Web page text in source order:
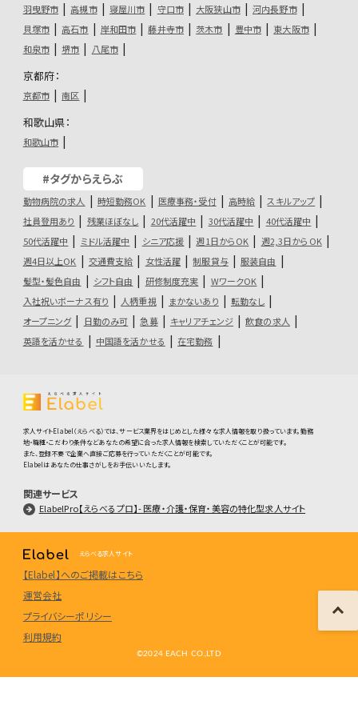
羽曳野市
高槻市 寝屋川市 守口市 大阪狭山市
河内長野市
貝塚市
高石市 岸和田市 藤井寺市 茨木市 豊中市
東大阪市
和泉市
堺市 八尾市
京都府：
京都市 南区
和歌山県：
和歌山市
#タグからえらぶ
動物病院の求人 時短勤務OK 医療事務・受付 高時給
スキルアップ
社員登用あり
残業ほぼなし 20代活躍中 30代活躍中
40代活躍中
50代活躍中
ミドル活躍中 シニア応援 週1日からOK
週2,3日からOK
週4日以上OK
交通費支給 女性活躍 制服貸与
服装自由
髪型・髪色自由
シフト自由 研修制度充実
WワークOK
入社祝いボーナス有り
人柄重視 まかないあり
転勤なし
オープニング
日勤のみ可 急募 キャリアチェンジ
飲食の求人
英語を活かせる
中国語を活かせる 在宅勤務
求人サイトElabel（えらべる）では、サービス業界をはじめとした様々な求人情報を取り扱っています。勤務
地・職種・こだわり条件などあなたの希望に合った求人情報を検索していただくことが可能です。
また、登録不要で企業へ直接ご応募を行っていただくことが可能です。
Elabelはあなたの仕事さがしをお手伝いいたします。
関連サービス
ElabelPro【えらべるプロ】- 医療・介護・保育・美容の特化型求人サイト
えらべる求人サイト
【Elabel】へのご掲載はこちら
運営会社
プライバシーポリシー
利用規約
©️2024 EACH CO.,LTD